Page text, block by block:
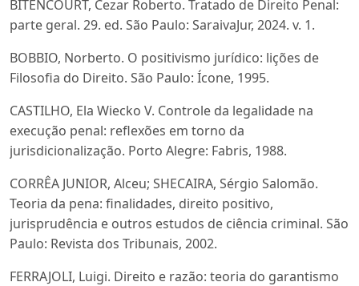
BITENCOURT, Cezar Roberto. Tratado de Direito Penal:
parte geral. 29. ed. São Paulo: SaraivaJur, 2024. v. 1.
BOBBIO, Norberto. O positivismo jurídico: lições de
Filosofia do Direito. São Paulo: Ícone, 1995.
CASTILHO, Ela Wiecko V. Controle da legalidade na
execução penal: reflexões em torno da
jurisdicionalização. Porto Alegre: Fabris, 1988.
CORRÊA JUNIOR, Alceu; SHECAIRA, Sérgio Salomão.
Teoria da pena: finalidades, direito positivo,
jurisprudência e outros estudos de ciência criminal. São
Paulo: Revista dos Tribunais, 2002.
FERRAJOLI, Luigi. Direito e razão: teoria do garantismo